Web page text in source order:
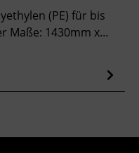
(PE) für bis
Maße: 1430mm x…